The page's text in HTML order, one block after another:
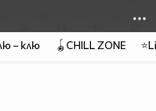
– клю 🪀CHILL ZONE